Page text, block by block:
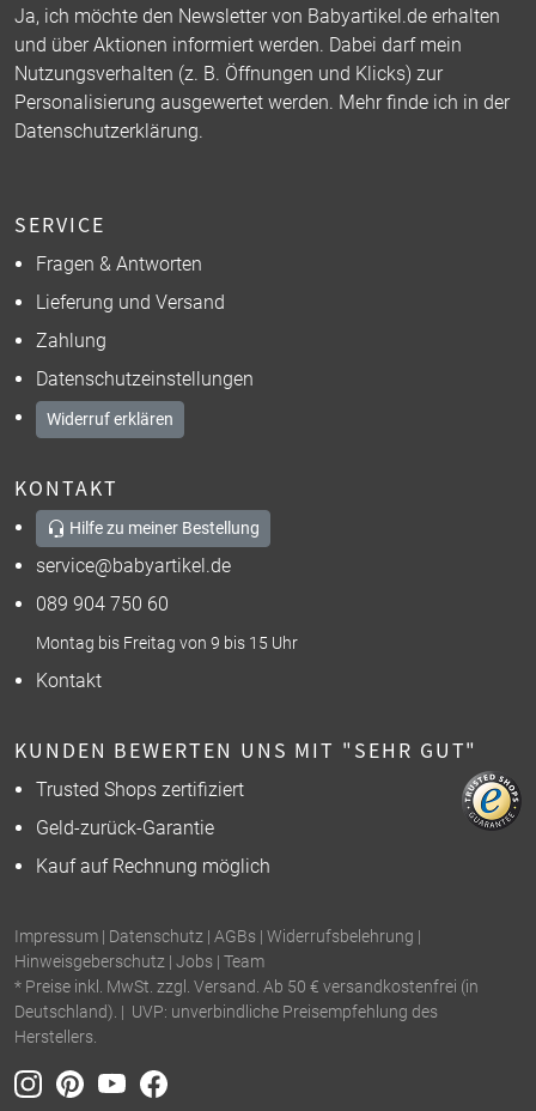
Ja, ich möchte den Newsletter von Babyartikel.de erhalten
und über Aktionen informiert werden. Dabei darf mein
Nutzungsverhalten (z. B. Öffnungen und Klicks) zur
Personalisierung ausgewertet werden. Mehr finde ich in der
Datenschutzerklärung.
SERVICE
Fragen & Antworten
Lieferung und Versand
Zahlung
Datenschutzeinstellungen
Widerruf erklären
KONTAKT
Hilfe zu meiner Bestellung
service@babyartikel.de
089 904 750 60
Montag bis Freitag von 9 bis 15 Uhr
Kontakt
KUNDEN BEWERTEN UNS MIT "SEHR GUT"
Trusted Shops zertifiziert
Geld-zurück-Garantie
Kauf auf Rechnung möglich
Impressum | Datenschutz | AGBs | Widerrufsbelehrung |
Hinweisgeberschutz | Jobs | Team
* Preise inkl. MwSt. zzgl. Versand. Ab 50 € versandkostenfrei (in
Deutschland). | UVP: unverbindliche Preisempfehlung des
Herstellers.